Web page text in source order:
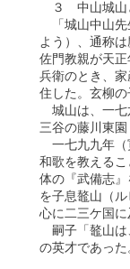
３　中山城山
「城山中山先生
よう）、通称は
佐門教親が天正
兵衛のとき、家
住した。玄柳の
城山は、一七六
三谷の藤川東園
一七九九年（寛
和歌を教えるこ
体の『武備志』
を子息鼇山（ル
心に二三ケ国に
嗣子「鼇山は、
の英才であった